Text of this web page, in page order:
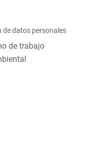
datos personales
de trabajo